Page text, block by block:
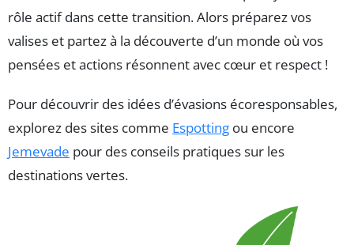
rôle actif dans cette transition. Alors préparez vos
valises et partez à la découverte d’un monde où vos
pensées et actions résonnent avec cœur et respect !
Pour découvrir des idées d’évasions écoresponsables,
explorez des sites comme Espotting ou encore
Jemevade pour des conseils pratiques sur les
destinations vertes.